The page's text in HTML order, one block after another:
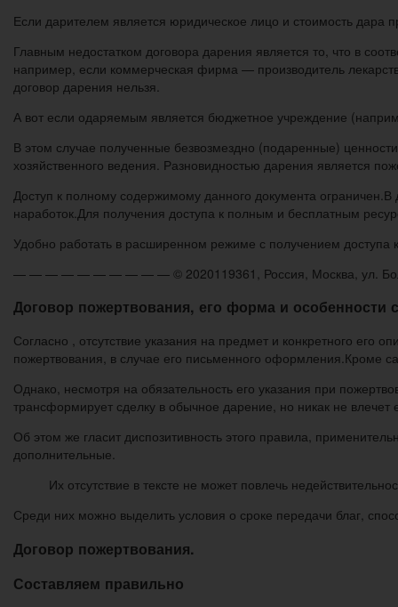
Если дарителем является юридическое лицо и стоимость
Главным недостатком договора дарения является то, что в
например, если коммерческая фирма — производитель
договор дарения нельзя.
А вот если одаряемым является бюджетное учреждение
В этом случае полученные безвозмездно (подаренные)
хозяйственного ведения. Разновидностью дарения является
Доступ к полному содержимому данного документа
наработок.Для получения доступа к полным и бесплатным
Удобно работать в расширенном режиме с получением доступа
— — — — — — — — — — © 2020119361, Россия, Москва, ул.
Договор пожертвования, его форма и особенности
Согласно , отсутствие указания на предмет и конкретного его
пожертвования, в случае его письменного оформления.Кроме
Однако, несмотря на обязательность его указания при
трансформирует сделку в обычное дарение, но никак не влечет
Об этом же гласит диспозитивность этого правила,
дополнительные.
Их отсутствие в тексте не может повлечь
Среди них можно выделить условия о сроке передачи благ,
Договор пожертвования.
Составляем правильно